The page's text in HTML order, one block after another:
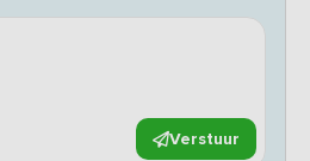
Verstuur